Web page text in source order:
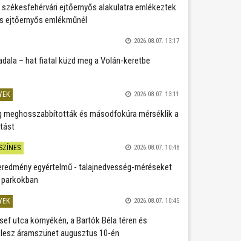
székesfehérvári ejtőernyős alakulatra emlékeztek
ejtőernyős emlékműnél
2026.08.07. 13:17
– hat fiatal küzd meg a Volán-keretbe
2026.08.07. 13:11
meghosszabbították és másodfokúra mérséklik a
2026.08.07. 10:48
egyértelmű - talajnedvesség-méréseket
2026.08.07. 10:45
utca környékén, a Bartók Béla téren és
áramszünet augusztus 10-én